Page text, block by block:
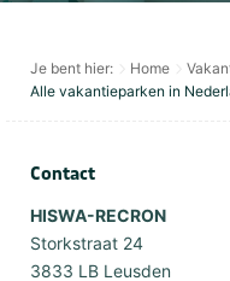
Je bent hier: Home
Alle vakantieparken in
Contact
HISWA-RECRON
Storkstraat 24
3833 LB Leusden